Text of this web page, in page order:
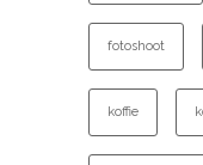
fotoshoot
koffie